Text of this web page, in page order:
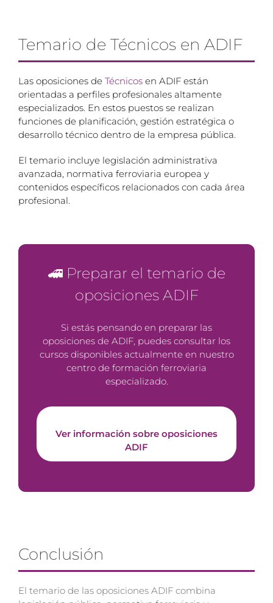
Temario de Técnicos en ADIF
Las oposiciones de Técnicosen ADIF están
orientadas a perfiles profesionales altamente
especializados. En estos puestos se realizan
funciones de planificación, gestión estratégica o
desarrollo técnico dentro de la empresa pública.
El temario incluye legislación administrativa
avanzada, normativa ferroviaria europea y
contenidos específicos relacionados con cada área
profesional.
🚄 Preparar el temario de
oposiciones ADIF
Si estás pensando en preparar las
oposiciones de ADIF, puedes consultar los
cursos disponibles actualmente en nuestro
centro de formación ferroviaria
especializado.
Ver información sobre oposiciones
ADIF
Conclusión
El temario de las oposiciones ADIF combina